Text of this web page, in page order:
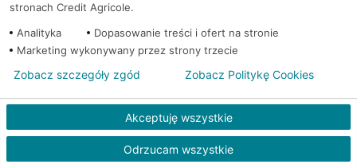
Kraków, ul. Włoska 2
Kraków, ul. Wrocławska 43A Bankomat (Euronet)
Kraków, ul. Wysłouchów 1 Bankomat (Euronet)
Kraków, ul. Zakopiańska 105 Bankomat (Euronet)
stronach Credit Agricole.
Analityka
Dopasowanie treści i ofert na stronie
Marketing wykonywany przez strony trzecie
Akceptuję wszystkie
Odrzucam wszystkie
Zobacz szczegóły zgód Zobacz Politykę Cookies